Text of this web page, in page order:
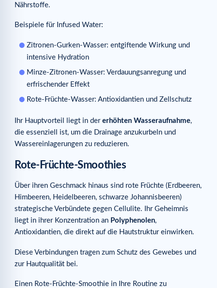
Nährstoffe.
Beispiele für Infused Water:
Zitronen-Gurken-Wasser: entgiftende Wirkung und
intensive Hydration
Minze-Zitronen-Wasser: Verdauungsanregung und
erfrischender Effekt
Rote-Früchte-Wasser: Antioxidantien und Zellschutz
Ihr Hauptvorteil liegt in der erhöhten Wasseraufnahme,
die essenziell ist, um die Drainage anzukurbeln und
Wassereinlagerungen zu reduzieren.
Rote-Früchte-Smoothies
Über ihren Geschmack hinaus sind rote Früchte (Erdbeeren,
Himbeeren, Heidelbeeren, schwarze Johannisbeeren)
strategische Verbündete gegen Cellulite. Ihr Geheimnis
liegt in ihrer Konzentration an Polyphenolen,
Antioxidantien, die direkt auf die Hautstruktur einwirken.
Diese Verbindungen tragen zum Schutz des Gewebes und
zur Hautqualität bei.
Einen Rote-Früchte-Smoothie in Ihre Routine zu